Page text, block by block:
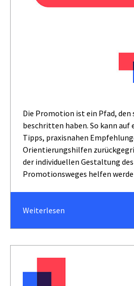
Die Promotion ist ein Pfad, den
beschritten haben. So kann auf
Tipps, praxisnahen
Orientierungshilfen
der individuellen Gestaltung
Promotionsweges helfen
Weiterlesen